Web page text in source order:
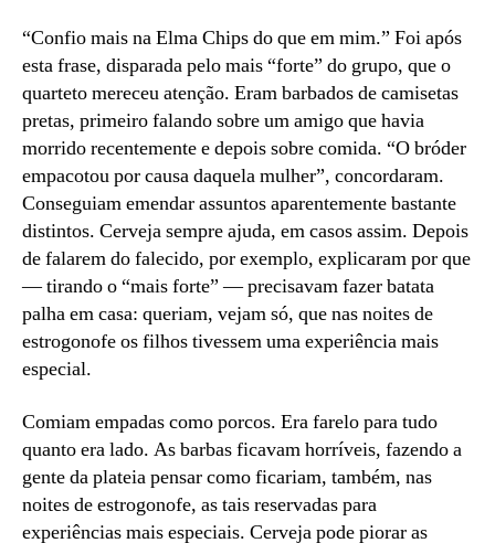
“Confio mais na Elma Chips do que em mim.” Foi após
esta frase, disparada pelo mais “forte” do grupo, que o
quarteto mereceu atenção. Eram barbados de camisetas
pretas, primeiro falando sobre um amigo que havia
morrido recentemente e depois sobre comida. “O bróder
empacotou por causa daquela mulher”, concordaram.
Conseguiam emendar assuntos aparentemente bastante
distintos. Cerveja sempre ajuda, em casos assim. Depois
de falarem do falecido, por exemplo, explicaram por que
— tirando o “mais forte” — precisavam fazer batata
palha em casa: queriam, vejam só, que nas noites de
estrogonofe os filhos tivessem uma experiência mais
especial.
Comiam empadas como porcos. Era farelo para tudo
quanto era lado. As barbas ficavam horríveis, fazendo a
gente da plateia pensar como ficariam, também, nas
noites de estrogonofe, as tais reservadas para
experiências mais especiais. Cerveja pode piorar as